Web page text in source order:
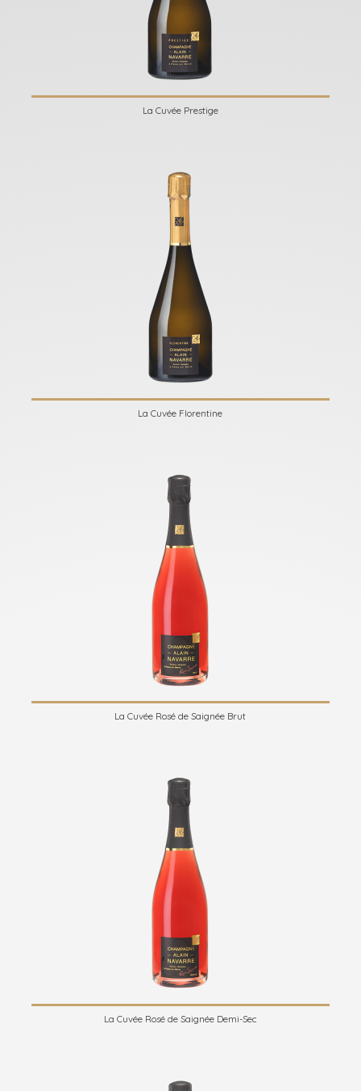
La Cuvée Prestige
La Cuvée Florentine
La Cuvée Rosé de Saignée Brut
La Cuvée Rosé de Saignée Demi-Sec